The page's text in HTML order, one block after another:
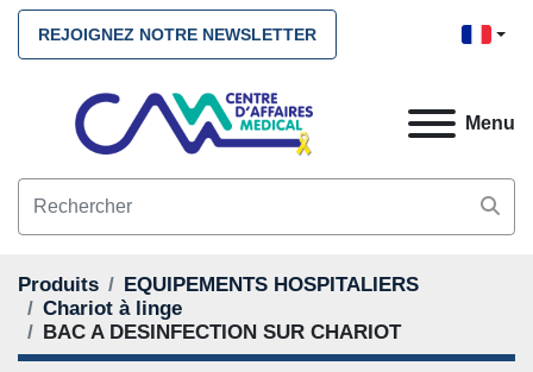
REJOIGNEZ NOTRE NEWSLETTER
Menu
Produits
EQUIPEMENTS HOSPITALIERS
Chariot à linge
BAC A DESINFECTION SUR CHARIOT